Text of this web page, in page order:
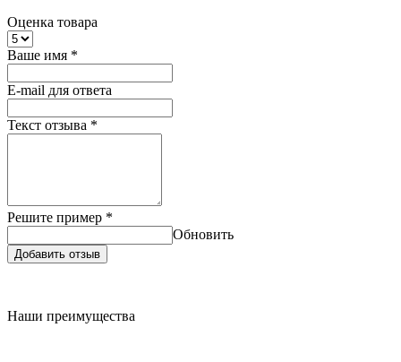
Оценка товара
Ваше имя *
E-mail для ответа
Текст отзыва *
Решите пример *
Обновить
Добавить отзыв
Наши преимущества